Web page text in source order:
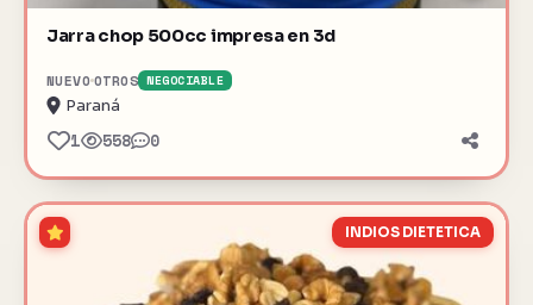
Jarra chop 500cc impresa en 3d
NUEVO OTROS NEGOCIABLE
Paraná
1 558 0
INDIOS DIETETICA